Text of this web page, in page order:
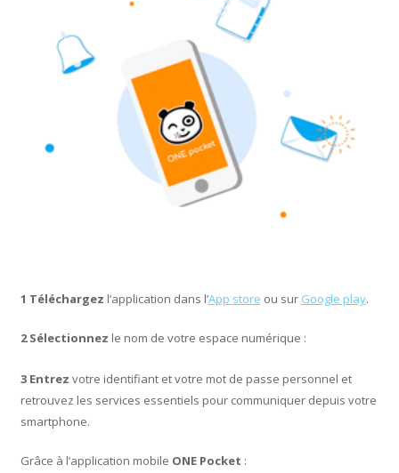
1 Téléchargez l’application dans l’App store ou sur Google play.
2 Sélectionnez le nom de votre espace numérique :
3 Entrez votre identifiant et votre mot de passe personnel et
retrouvez les services essentiels pour communiquer depuis votre
smartphone.
Grâce à l’application mobile ONE Pocket :